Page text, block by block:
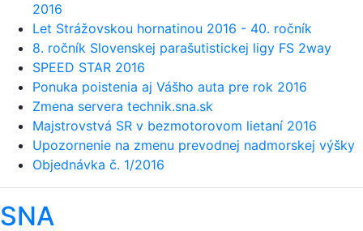
2016
Let Strážovskou hornatinou 2016 - 40. ročník
8. ročník Slovenskej parašutistickej ligy FS 2way
SPEED STAR 2016
Ponuka poistenia aj Vášho auta pre rok 2016
Zmena servera technik.sna.sk
Majstrovstvá SR v bezmotorovom lietaní 2016
Upozornenie na zmenu prevodnej nadmorskej výšky
Objednávka č. 1/2016
SNA